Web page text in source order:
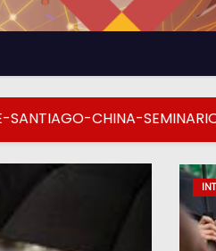
CHINA-SEMINARIO